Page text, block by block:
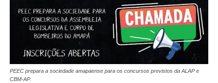
PEEC prepara a sociedade amapaense para os concursos previstos da ALAP e
CBM-AP.